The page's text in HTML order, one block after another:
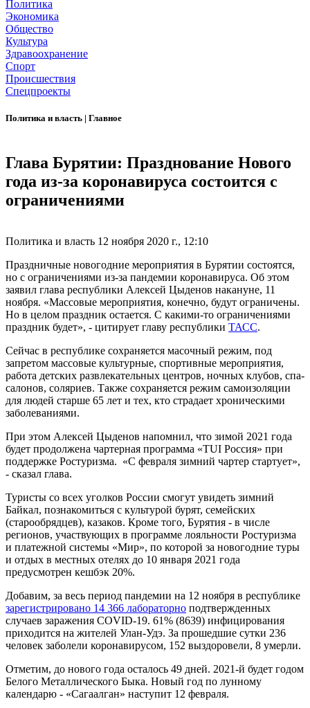
Политика
Экономика
Общество
Культура
Здравоохранение
Спорт
Происшествия
Спецпроекты
Политика и власть | Главное
Глава Бурятии: Празднование Нового
года из-за коронавируса состоится с
ограничениями
Политика и власть 12 ноября 2020 г., 12:10
Праздничные новогодние мероприятия в Бурятии состоятся,
но с ограничениями из-за пандемии коронавируса. Об этом
заявил глава республики Алексей Цыденов накануне, 11
ноября. «Массовые мероприятия, конечно, будут ограничены.
Но в целом праздник остается. С какими-то ограничениями
праздник будет», - цитирует главу республики ТАСС.
Сейчас в республике сохраняется масочный режим, под
запретом массовые культурные, спортивные мероприятия,
работа детских развлекательных центров, ночных клубов, спа-
салонов, соляриев. Также сохраняется режим самоизоляции
для людей старше 65 лет и тех, кто страдает хроническими
заболеваниями.
При этом Алексей Цыденов напомнил, что зимой 2021 года
будет продолжена чартерная программа «TUI Россия» при
поддержке Ростуризма. «С февраля зимний чартер стартует»,
- сказал глава.
Туристы со всех уголков России смогут увидеть зимний
Байкал, познакомиться с культурой бурят, семейских
(старообрядцев), казаков. Кроме того, Бурятия - в числе
регионов, участвующих в программе лояльности Ростуризма
и платежной системы «Мир», по которой за новогодние туры
и отдых в местных отелях до 10 января 2021 года
предусмотрен кешбэк 20%.
Добавим, за весь период пандемии на 12 ноября в республике
зарегистрировано 14 366 лабораторно подтвержденных
случаев заражения COVID-19. 61% (8639) инфицирования
приходится на жителей Улан-Удэ. За прошедшие сутки 236
человек заболели коронавирусом, 152 выздоровели, 8 умерли.
Отметим, до нового года осталось 49 дней. 2021-й будет годом
Белого Металлического Быка. Новый год по лунному
календарю - «Сагаалган» наступит 12 февраля.